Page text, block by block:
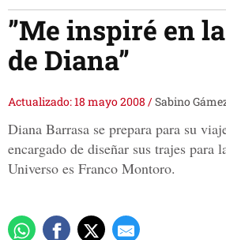
”Me inspiré en
de Diana”
Actualizado: 18 mayo 2008 /Sabino
Diana Barrasa se prepara para su
encargado de diseñar sus trajes para
Universo es Franco Montoro.